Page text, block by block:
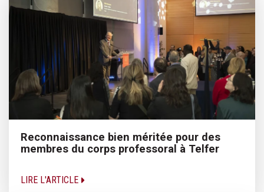
Reconnaissance bien méritée pour des
membres du corps professoral à Telfer
LIRE L'ARTICLE